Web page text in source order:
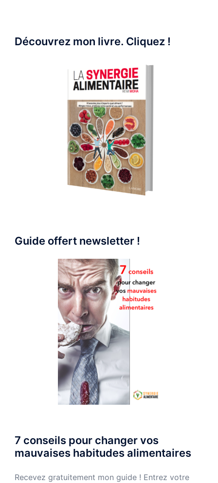
Découvrez mon livre. Cliquez !
Guide offert newsletter !
7 conseils pour changer vos
mauvaises habitudes alimentaires
Recevez gratuitement mon guide ! Entrez votre